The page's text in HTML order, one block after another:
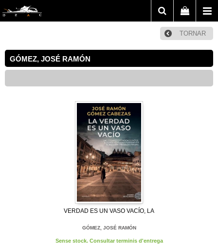
TORNAR
GÓMEZ, JOSÉ RAMÓN
VERDAD ES UN VASO VACÍO, LA
GÓMEZ, JOSÉ RAMÓN
Sense stock. Consultar terminis d'entrega